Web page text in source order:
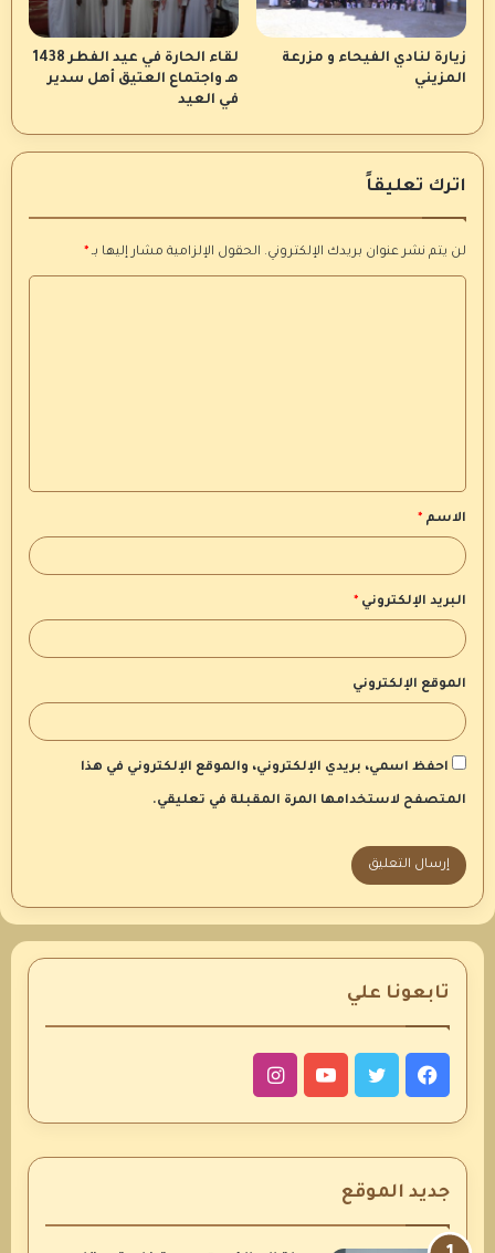
زيارة لنادي الفيحاء و مزرعة
المزيني
لقاء الحارة في عيد الفطر 1438
هـ واجتماع العتيق أهل سدير
في العيد
اترك تعليقاً
لن يتم نشر عنوان بريدك الإلكتروني. الحقول الإلزامية مشار إليها بـ *
ق
*الاسم *
البريد الإلكتروني *
الموقع الإلكتروني
احفظ اسمي، بريدي الإلكتروني، والموقع الإلكتروني في هذا
المتصفح لاستخدامها المرة المقبلة في تعليقي.
تابعونا علي
فيسبوكتويتر يوتيوبانستقرام
جديد الموقع